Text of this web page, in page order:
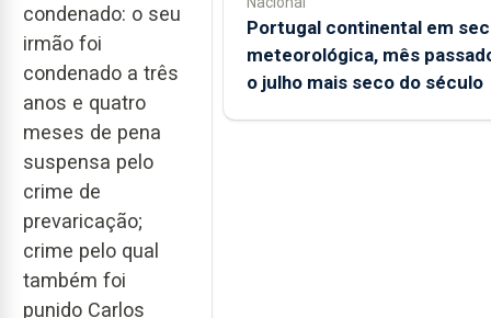
condenado: o seu
irmão foi
condenado a três
anos e quatro
meses de pena
suspensa pelo
crime de
prevaricação;
crime pelo qual
também foi
punido Carlos
Portugal continental em
meteorológica, mês
o julho mais seco do século